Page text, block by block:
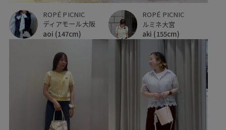
ROPÉ PICNIC
ディアモール大阪
aoi (147cm)
ROPÉ PICNIC
ルミネ大宮
aki (155cm)